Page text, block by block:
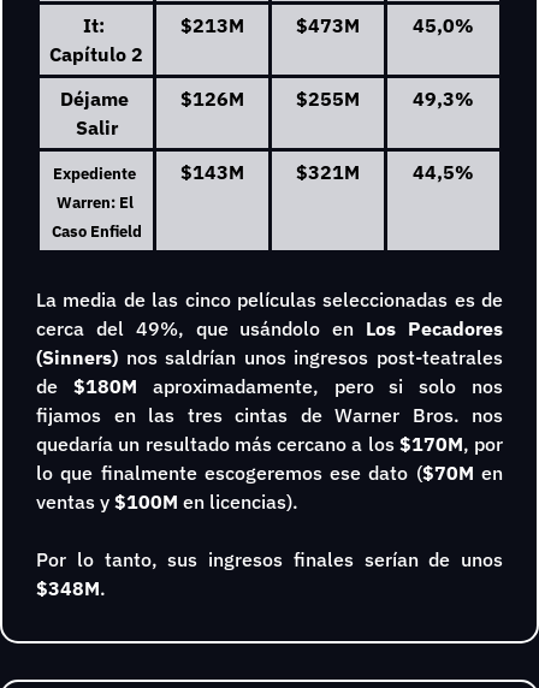
It:
Capítulo 2
$213M $473M 45,0%
Déjame
Salir
$126M $255M 49,3%
Expediente
Warren: El
Caso Enfield
$143M $321M 44,5%
La media de las cinco películas seleccionadas es de
cerca del 49%, que usándolo en Los Pecadores
(Sinners) nos saldrían unos ingresos post-teatrales
de $180M aproximadamente, pero si solo nos
fijamos en las tres cintas de Warner Bros. nos
quedaría un resultado más cercano a los $170M, por
lo que finalmente escogeremos ese dato ($70M en
ventas y $100M en licencias).
$348M.